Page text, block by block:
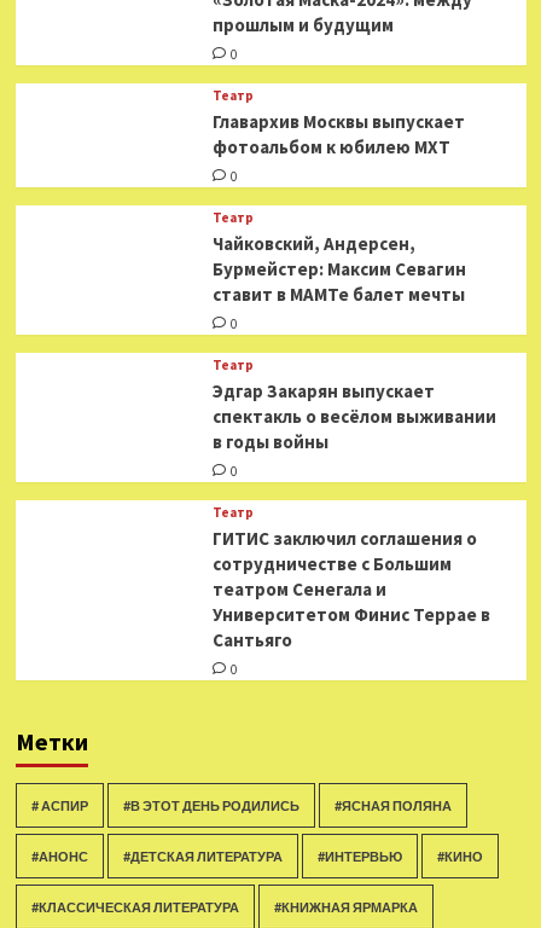
прошлым и будущим
0
Театр
​​Главархив Москвы выпускает
фотоальбом к юбилею МХТ
0
Театр
​​Чайковский, Андерсен,
Бурмейстер: Максим Севагин
ставит в МАМТе балет мечты
0
Театр
Эдгар Закарян выпускает
спектакль о весёлом выживании
в годы войны
0
Театр
ГИТИС заключил соглашения о
сотрудничестве с Большим
театром Сенегала и
Университетом Финис Террае в
Сантьяго
0
Метки
# АСПИР #В ЭТОТ ДЕНЬ РОДИЛИСЬ #ЯСНАЯ ПОЛЯНА
#АНОНС #ДЕТСКАЯ ЛИТЕРАТУРА #ИНТЕРВЬЮ #КИНО
#КЛАССИЧЕСКАЯ ЛИТЕРАТУРА #КНИЖНАЯ ЯРМАРКА